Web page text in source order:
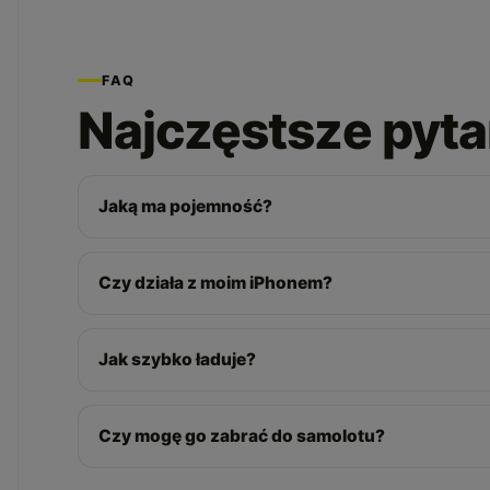
FAQ
Najczęstsze
Jaką ma pojemność?
Czy działa z moim iPhonem?
Jak szybko ładuje?
Czy mogę go zabrać do samolotu?